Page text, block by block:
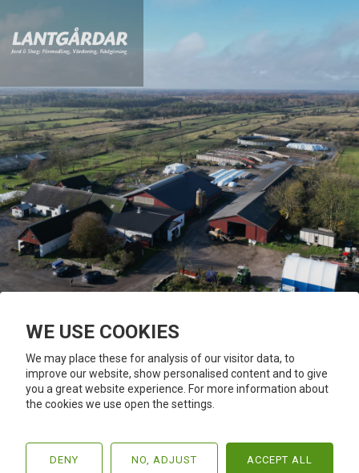
LÅNGLÖT 43
DENNA BOSTAD ÄR SÅLD
Jordbruksfastighet på Öland om totalt 551 ha varav åker 283
ha varav 125 ha med bevattningsmöjligheter från damm,
WE USE COOKIES
We may place these for analysis of our visitor data, to
improve our website, show personalised content and to give
you a great website experience. For more information about
the cookies we use open the settings.
DENY NO, ADJUST ACCEPT ALL